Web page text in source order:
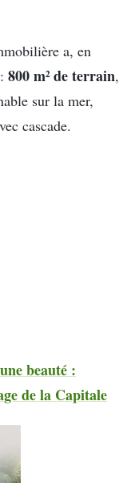
a, en
800 m² de terrain,
sur la mer,
cascade.
beauté :
de la Capitale